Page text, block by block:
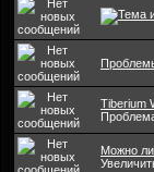
Tiberium
Можно ли